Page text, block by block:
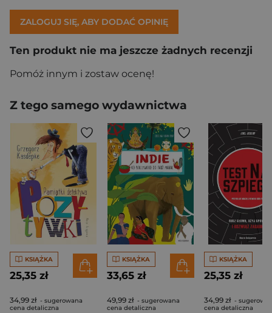
ZALOGUJ SIĘ, ABY DODAĆ OPINIĘ
Ten produkt nie ma jeszcze żadnych recenzji
Pomóż innym i zostaw ocenę!
Z tego samego wydawnictwa
KSIĄŻKA
25,35 zł
34,99 zł - sugerowana
cena detaliczna
KSIĄŻKA
33,65 zł
49,99 zł - sugerowana
cena detaliczna
KSIĄŻKA
25,35 zł
34,99 zł -
cena detaliczna